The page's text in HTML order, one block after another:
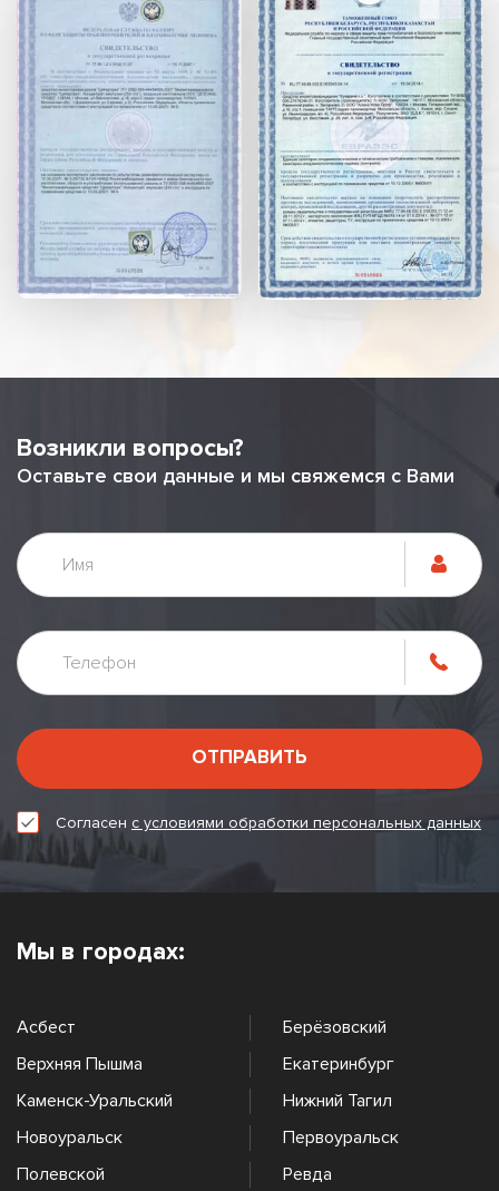
Возникли вопросы?
Оставьте свои данные и мы свяжемся с Вами
ОТПРАВИТЬ
Согласен с условиями обработки персональных данных
Мы в городах:
Асбест
Берёзовский
Верхняя Пышма
Екатеринбург
Каменск-Уральский
Нижний Тагил
Новоуральск
Первоуральск
Полевской
Ревда